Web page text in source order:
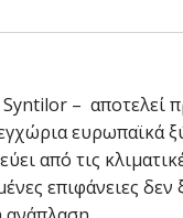
– αποτελεί
ευρωπαϊκά
από τις
επιφάνειες